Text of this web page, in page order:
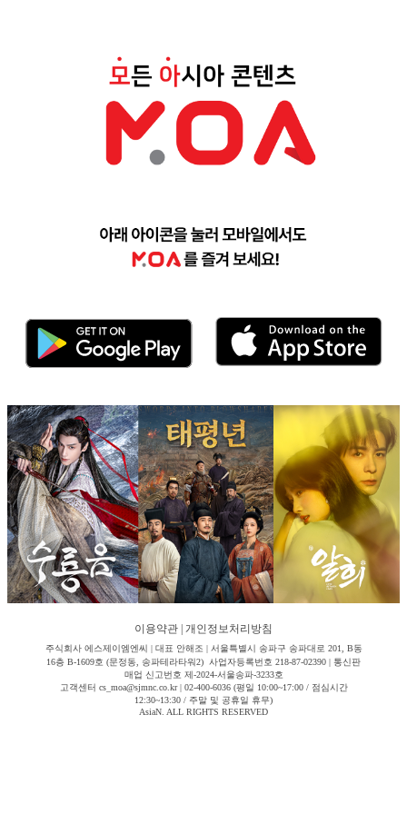
이용약관 개인정보처리방침
주식회사 에스제이엠엔씨 | 대표 안해조 | 서울특별시 송파구 송파대로 201, B동
16층 B-1609호 (문정동, 송파테라타워2) 사업자등록번호 218-87-02390 | 통신판
매업 신고번호 제-2024-서울송파-3233호
고객센터 cs_moa@sjmnc.co.kr | 02-400-6036 (평일 10:00~17:00 / 점심시간
12:30~13:30 / 주말 및 공휴일 휴무)
AsiaN. ALL RIGHTS RESERVED